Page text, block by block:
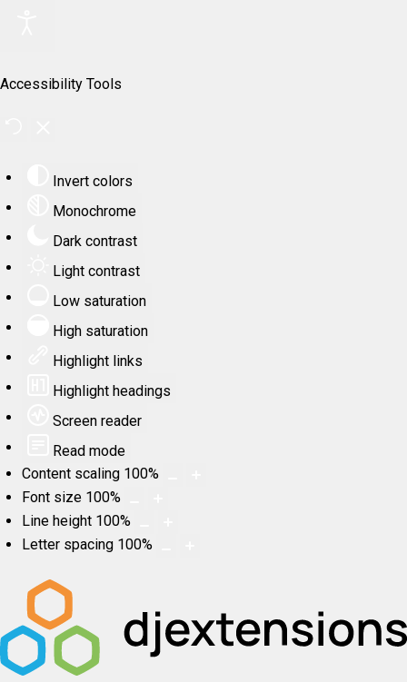
Accessibility Tools
Invert colors
Monochrome
Dark contrast
Light contrast
Low saturation
High saturation
Highlight links
Highlight headings
Screen reader
Read mode
Content scaling 100%
Font size 100%
Line height 100%
Letter spacing 100%